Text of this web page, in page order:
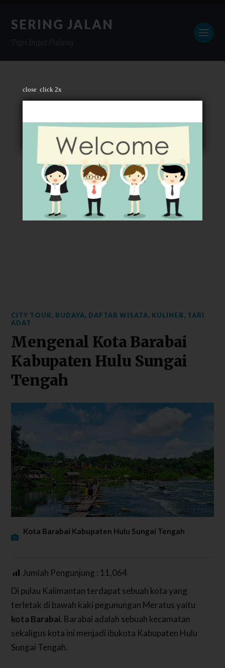
close click 2x
SERING JALAN
CITY TOUR, BUDAYA, DAFTAR WISATA, KULINER, TARI
ADAT
Mengenal Kota Barabai
Kabupaten Hulu Sungai
Tengah
Kota Barabai Kabupaten Hulu Sungai Tengah
Jumlah Pengunjung : 11,064
Di pulau Kalimantan terdapat sebuah kota yang
terletak di bawah kaki pegunungan Meratus yaitu
kota Barabai. Barabai adalah sebuah kecamatan
sekaligus kota ini menjadi ibukota Kabupaten Hulu
Sungai Tengah.